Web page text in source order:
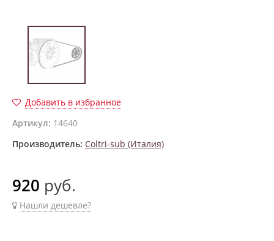
Добавить в избранное
Артикул: 14640
Производитель: Coltri-sub (Италия)
920 руб.
Нашли дешевле?